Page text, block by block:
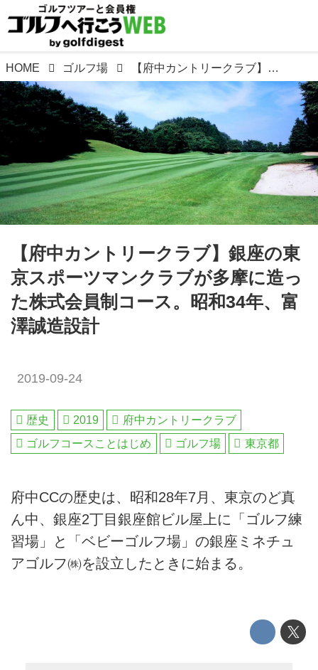
HOME ゴルフ場 【府中カントリークラブ】銀座の東京スポーツマンクラブが多摩に造った株式会員制コース。昭和34年、富澤誠造設計
【府中カントリークラブ】銀座の東
京スポーツマンクラブが多摩に造っ
た株式会員制コース。昭和34年、富
澤誠造設計
2019-09-24
歴史 2019
府中カントリークラブ
ゴルフコースことはじめ
ゴルフ場 東京都
府中CCの歴史は、昭和28年7月、東京のど真
ん中、銀座2丁目銀座館ビル屋上に「ゴルフ練
習場」と「ベビーゴルフ場」の銀座ミネチュ
アゴルフ㈱を設立したときに始まる。